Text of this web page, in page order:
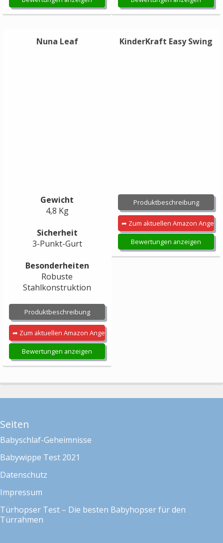
Nuna Leaf
Gewicht
4,8 Kg
Sicherheit
3-Punkt-Gurt
Besonderheiten
Robuste
Stahlkonstruktion
Produktbeschreibung
➦ Zum aktuellen Amazon Angebot
Bewertungen anzeigen
KinderKraft Easy Swing
Produktbeschreibung
➦ Zum aktuellen Amazon
Bewertungen anzeigen
Seiten
Babyschlaf-Geheimnisse
Babywippe Test 2021
Datenschutz
Impressum
Türhopser Test – Die besten Babyhopser für den
Türrahmen